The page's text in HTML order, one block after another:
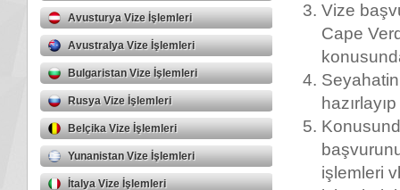
Avusturya Vize İşlemleri
Avustralya Vize İşlemleri
Bulgaristan Vize İşlemleri
Rusya Vize İşlemleri
Belçika Vize İşlemleri
Yunanistan Vize İşlemleri
İtalya Vize İşlemleri
Vize
Cape
işlemleri